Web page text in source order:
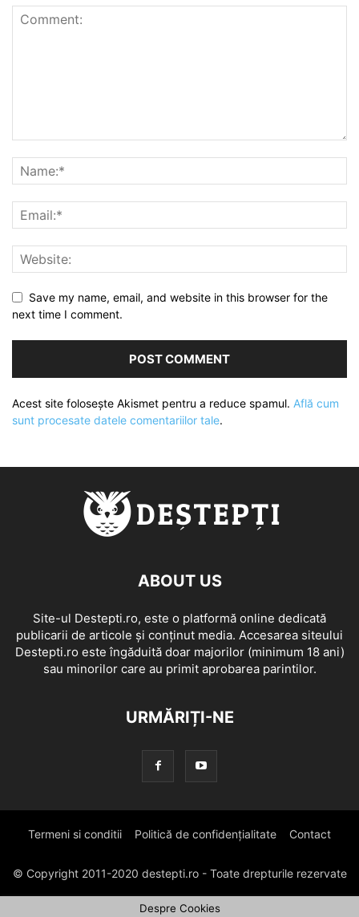
Save my name, email, and website in this browser for the
next time I comment.
Acest site folosește Akismet pentru a reduce spamul. Află cum
sunt procesate datele comentariilor tale.
ABOUT US
Site-ul Destepti.ro, este o platformă online dedicată
publicarii de articole și conținut media. Accesarea siteului
Destepti.ro este îngăduită doar majorilor (minimum 18 ani)
sau minorilor care au primit aprobarea parintilor.
URMĂRIȚI-NE
Termeni si conditii Politică de confidențialitate Contact
© Copyright 2011-2020 destepti.ro - Toate drepturile rezervate
Despre Cookies